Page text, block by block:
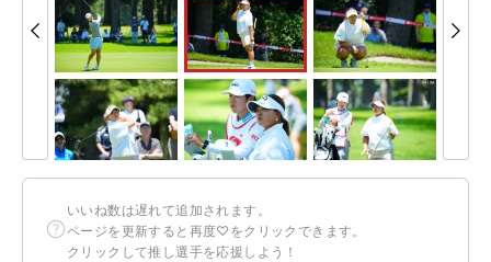
いいね数は遅れて追加されます。
ページを更新すると再度♡をクリックできます。
クリックして推し選手を応援しよう！